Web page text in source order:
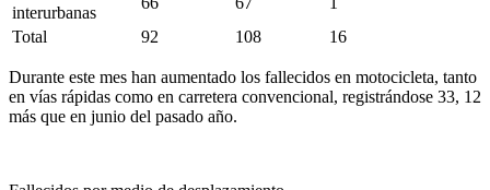
interurbanas
Total
92 108 16
Durante este mes han aumentado los fallecidos en motocicleta, tanto
en vías rápidas como en carretera convencional, registrándose 33, 12
más que en junio del pasado año.